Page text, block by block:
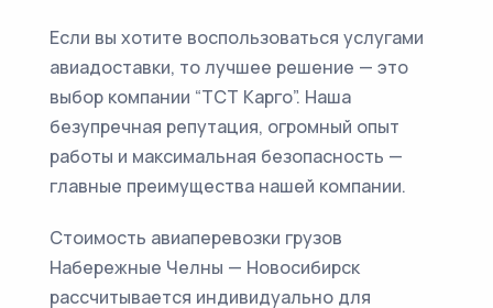
Если вы хотите воспользоваться услугами
авиадоставки, то лучшее решение — это
выбор компании “ТСТ Карго”. Наша
безупречная репутация, огромный опыт
работы и максимальная безопасность —
главные преимущества нашей компании.
Стоимость авиаперевозки грузов
Набережные Челны — Новосибирск
рассчитывается индивидуально для